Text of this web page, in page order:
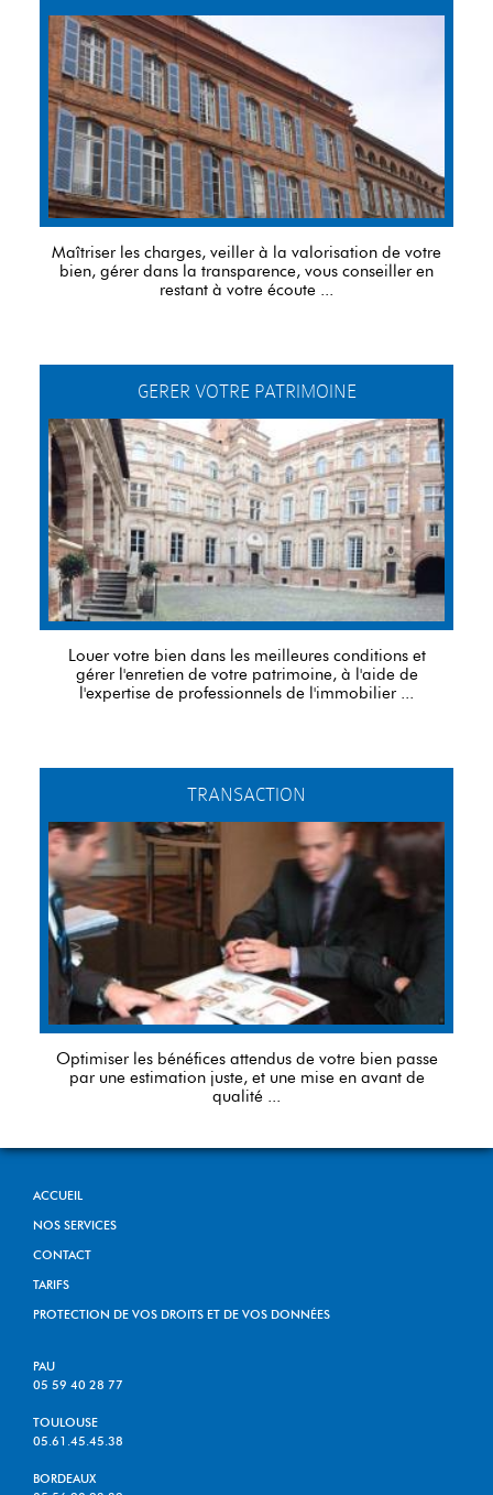
Maîtriser les charges, veiller à la valorisation de votre
bien, gérer dans la transparence, vous conseiller en
restant à votre écoute ...
GERER VOTRE PATRIMOINE
Louer votre bien dans les meilleures conditions et
gérer l'enretien de votre patrimoine, à l'aide de
l'expertise de professionnels de l'immobilier ...
TRANSACTION
Optimiser les bénéfices attendus de votre bien passe
par une estimation juste, et une mise en avant de
qualité ...
ACCUEIL
NOS SERVICES
CONTACT
TARIFS
PROTECTION DE VOS DROITS ET DE VOS DONNÉES
PAU
05 59 40 28 77
TOULOUSE
05.61.45.45.38
BORDEAUX